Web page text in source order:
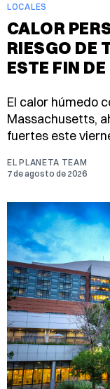
LOCALES
CALOR
RIESGO DE
ESTE FIN
El calor húmedo
Massachusetts,
fuertes este
EL PLANETA TEAM
7 de agosto de 2026